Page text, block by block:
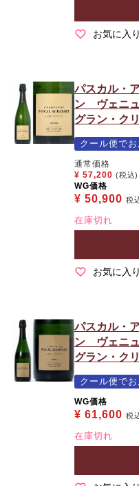
お気に入
パスカル・
ン ヴェニ
グラン・ク
クール便で
通常価格
¥ 57,200 (税込)
WG価格
¥ 50,900 税
在庫切れ
お気に入
パスカル・
ン ヴェニ
グラン・ク
クール便で
WG価格
¥ 61,600 税
在庫切れ